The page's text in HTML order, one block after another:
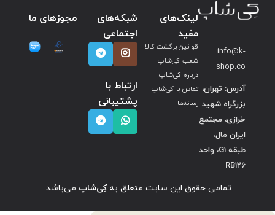
info@k-
shop.co
آدرس: تهران،
بزرگراه شهید
خرازی، مجتمع
ایران مال،
طبقه G1، واحد
RB126
لینک‌های
مفید
قوانین برگشت کالا
شعب کی‌شاپ
درباره کی‌شاپ
تماس با کی‌شاپ
رسانه‌ها
شبکه‌های
اجتماعی
ارتباط با
پشتیبانی
مجوزهای ما
تمامی حقوق این سایت متعلق بهکِی‌شاپ می‌باشد.